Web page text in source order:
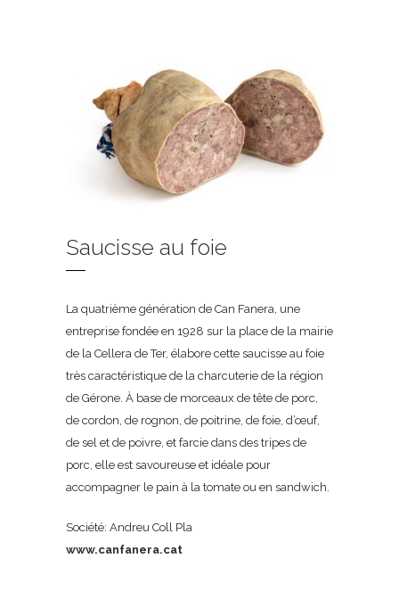
Saucisse au foie
La quatrième génération de Can Fanera, une
entreprise fondée en 1928 sur la place de la mairie
de la Cellera de Ter, élabore cette saucisse au foie
très caractéristique de la charcuterie de la région
de Gérone. À base de morceaux de tête de porc,
de cordon, de rognon, de poitrine, de foie, d’œuf,
de sel et de poivre, et farcie dans des tripes de
porc, elle est savoureuse et idéale pour
accompagner le pain à la tomate ou en sandwich.
Société: Andreu Coll Pla
www.canfanera.cat